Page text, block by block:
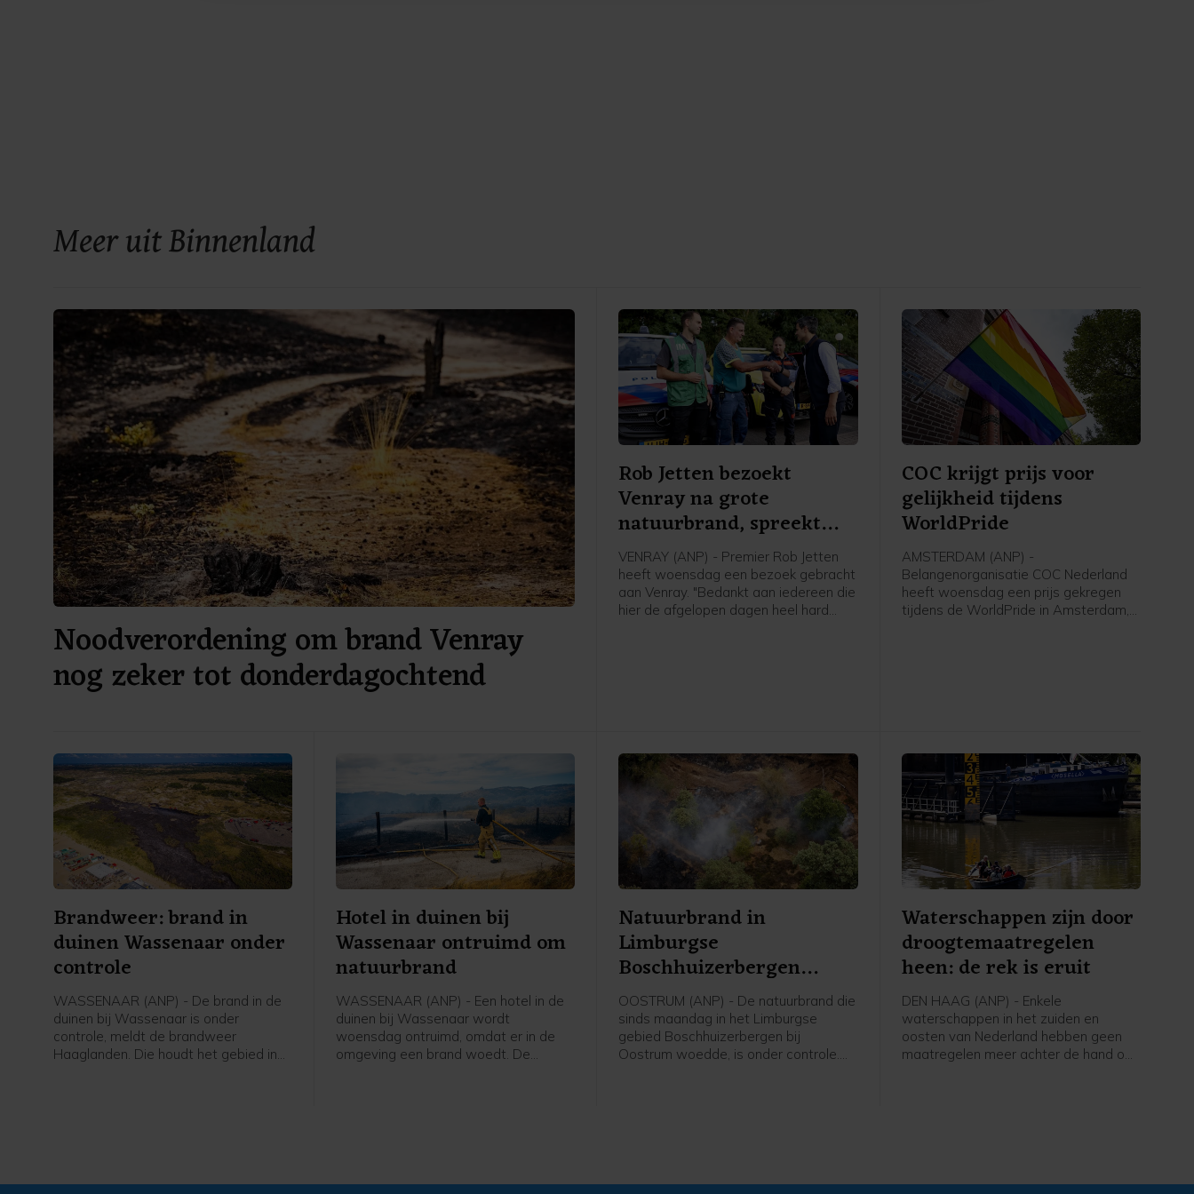
Meer uit Binnenland
Noodverordening om brand Venray
nog zeker tot donderdagochtend
Rob Jetten bezoekt
Venray na grote
natuurbrand, spreekt
dank uit
VENRAY (ANP) - Premier Rob Jetten
heeft woensdag een bezoek gebracht
aan Venray. "Bedankt aan iedereen die
hier de afgelopen dagen heel hard
COC krijgt prijs voor
gelijkheid tijdens
WorldPride
AMSTERDAM (ANP) -
Belangenorganisatie COC Nederland
heeft woensdag een prijs gekregen
tijdens de WorldPride in Amsterdam,
Brandweer: brand in
duinen Wassenaar onder
controle
WASSENAAR (ANP) - De brand in de
duinen bij Wassenaar is onder
controle, meldt de brandweer
Haaglanden. Die houdt het gebied in
Hotel in duinen bij
Wassenaar ontruimd om
natuurbrand
WASSENAAR (ANP) - Een hotel in de
duinen bij Wassenaar wordt
woensdag ontruimd, omdat er in de
omgeving een brand woedt. De
Natuurbrand in
Limburgse
Boschhuizerbergen
onder controle
OOSTRUM (ANP) - De natuurbrand die
sinds maandag in het Limburgse
gebied Boschhuizerbergen bij
Oostrum woedde, is onder controle.
Waterschappen zijn door
droogtemaatregelen
heen: de rek is eruit
DEN HAAG (ANP) - Enkele
waterschappen in het zuiden en
oosten van Nederland hebben geen
maatregelen meer achter de hand om